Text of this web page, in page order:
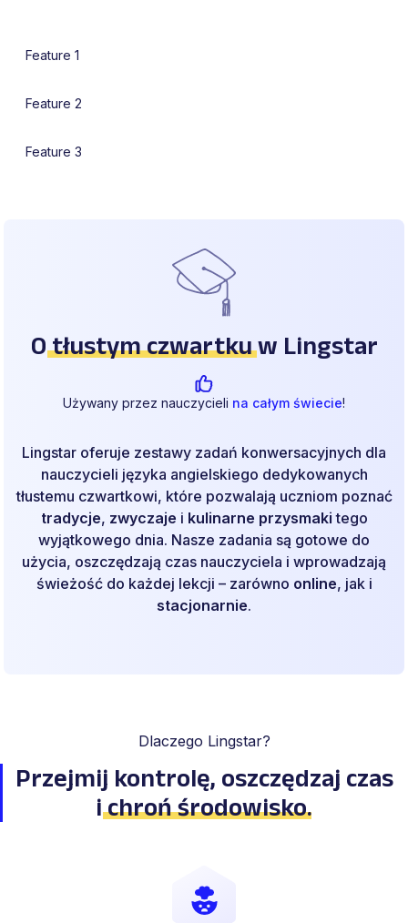
Feature 1
Feature 2
Feature 3
Otłustym czwartkuw Lingstar
Używany przez nauczycieli na całym świecie!
Lingstar oferuje zestawy zadań konwersacyjnych dla
nauczycieli języka angielskiego dedykowanych
tłustemu czwartkowi, które pozwalają uczniom poznać
tradycje, zwyczaje i kulinarne przysmaki tego
wyjątkowego dnia. Nasze zadania są gotowe do
użycia, oszczędzają czas nauczyciela i wprowadzają
świeżość do każdej lekcji – zarówno online, jak i
stacjonarnie.
Dlaczego Lingstar?
Przejmij kontrolę, oszczędzaj czas
ichroń środowisko.